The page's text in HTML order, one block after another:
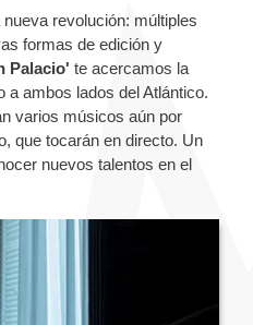
revolución: múltiples
formas de edición y
Palacio' te acercamos la
a ambos lados del Atlántico.
varios músicos aún por
que tocarán en directo. Un
nuevos talentos en el